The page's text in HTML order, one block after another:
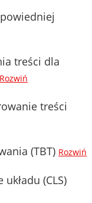
treści dla
Rozwiń
treści
(TBT) Rozwiń
(CLS)